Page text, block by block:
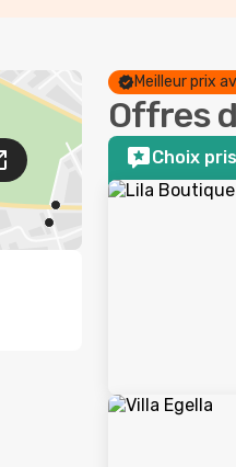
Meilleur prix
Offres
Choix